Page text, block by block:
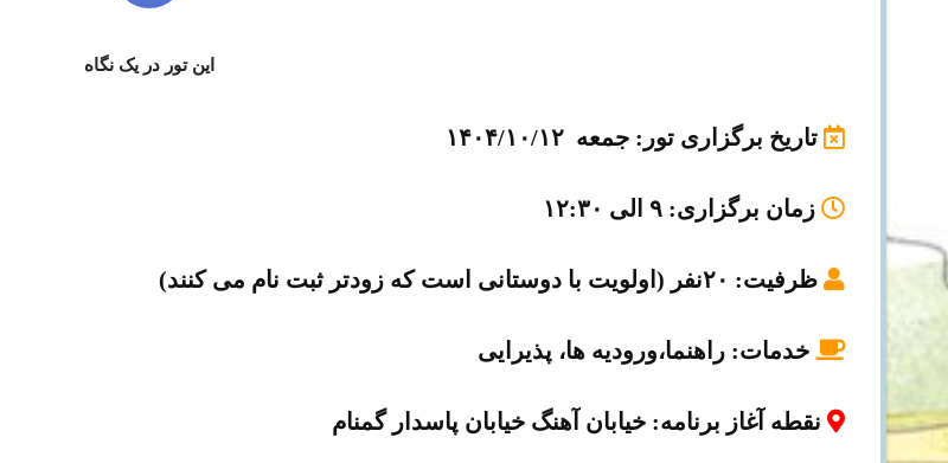
این تور در یک نگاه
تاریخ برگزاری تور : جمعه ۱۴۰۴/۱۰/۱۲
زمان برگزاری: ۹ الی ۱۲:۳۰
ظرفیت: ۲۰نفر (اولویت با دوستانی است که زودتر ثبت نام می کنند)
خدمات: راهنما،ورودیه ها، پذیرایی
نقطه آغاز برنامه: خیابان آهنگ خیابان پاسدار گمنام